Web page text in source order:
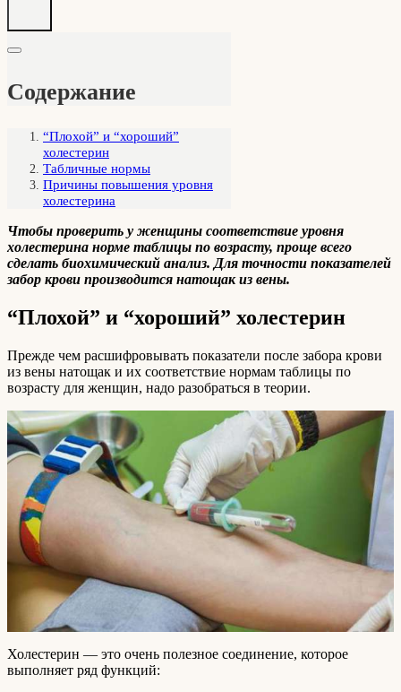
Содержание
“Плохой” и “хороший”
холестерин
Табличные нормы
Причины повышения уровня
холестерина
Чтобы проверить у женщины соответствие уровня
холестерина норме таблицы по возрасту, проще всего
сделать биохимический анализ. Для точности показателей
забор крови производится натощак из вены.
“Плохой” и “хороший” холестерин
Прежде чем расшифровывать показатели после забора крови
из вены натощак и их соответствие нормам таблицы по
возрасту для женщин, надо разобраться в теории.
Холестерин — это очень полезное соединение, которое
выполняет ряд функций: